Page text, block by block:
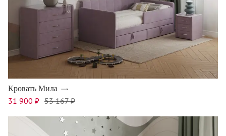
Кровать Мила
31 900 ₽ 53 167 ₽